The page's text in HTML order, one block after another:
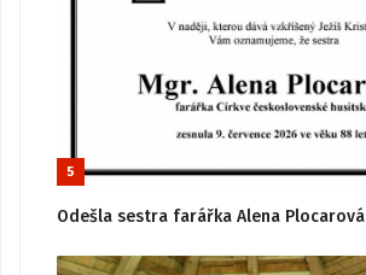
5
Odešla sestra farářka Alena Plocarová